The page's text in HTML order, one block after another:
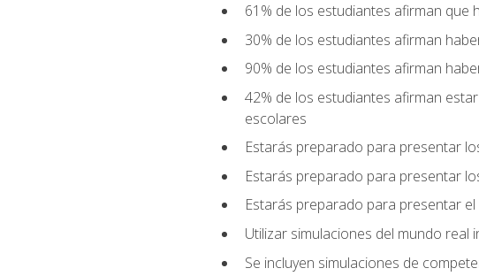
61% de los estudiantes afirman que
30% de los estudiantes afirman
90% de los estudiantes afirman
42% de los estudiantes afirman
escolares
Estarás preparado para presentar
Estarás preparado para presentar
Estarás preparado para presentar
Utilizar simulaciones del mundo
Se incluyen simulaciones de